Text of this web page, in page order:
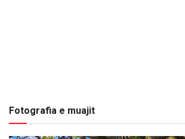
Fotografia e muajit